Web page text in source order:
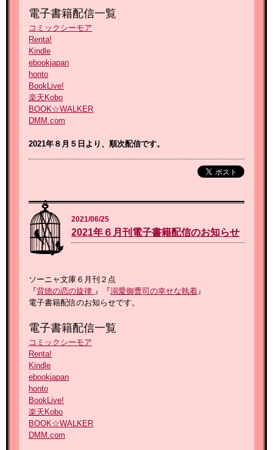
電子書籍配信一覧
コミックシーモア
Renta!
Kindle
ebookjapan
honto
BookLive!
楽天Kobo
BOOK☆WALKER
DMM.com
2021年８月５ 日より、順次配信です。
2021/06/25
2021年６月刊電子書籍配信のお知らせ
ソーニャ文庫６月刊２点
『背徳の恋の旋律 』『溺愛御曹司の幸せな執着 』
電子書籍配信のお知らせです。
電子書籍配信一覧
コミックシーモア
Renta!
Kindle
ebookjapan
honto
BookLive!
楽天Kobo
BOOK☆WALKER
DMM.com